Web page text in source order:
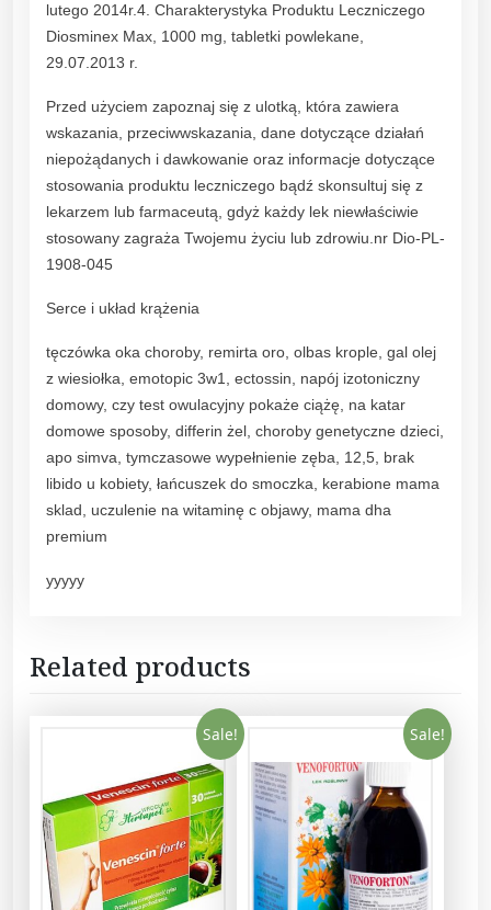
lutego 2014r.4. Charakterystyka Produktu Leczniczego
Diosminex Max, 1000 mg, tabletki powlekane,
29.07.2013 r.
Przed użyciem zapoznaj się z ulotką, która zawiera
wskazania, przeciwwskazania, dane dotyczące działań
niepożądanych i dawkowanie oraz informacje dotyczące
stosowania produktu leczniczego bądź skonsultuj się z
lekarzem lub farmaceutą, gdyż każdy lek niewłaściwie
stosowany zagraża Twojemu życiu lub zdrowiu.nr Dio-PL-
1908-045
Serce i układ krążenia
tęczówka oka choroby, remirta oro, olbas krople, gal olej
z wiesiołka, emotopic 3w1, ectossin, napój izotoniczny
domowy, czy test owulacyjny pokaże ciążę, na katar
domowe sposoby, differin żel, choroby genetyczne dzieci,
apo simva, tymczasowe wypełnienie zęba, 12,5, brak
libido u kobiety, łańcuszek do smoczka, kerabione mama
sklad, uczulenie na witaminę c objawy, mama dha
premium
yyyyy
Related products
Sale! Sale!